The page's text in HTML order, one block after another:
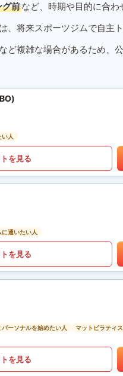
グ前など、時期や目的に合わ
、将来スポーツジムで自主
ど複雑な場合があるため、
い人
を見る
通いたい人
を見る
パーソナルを始めたい人 マットピラティ
を見る